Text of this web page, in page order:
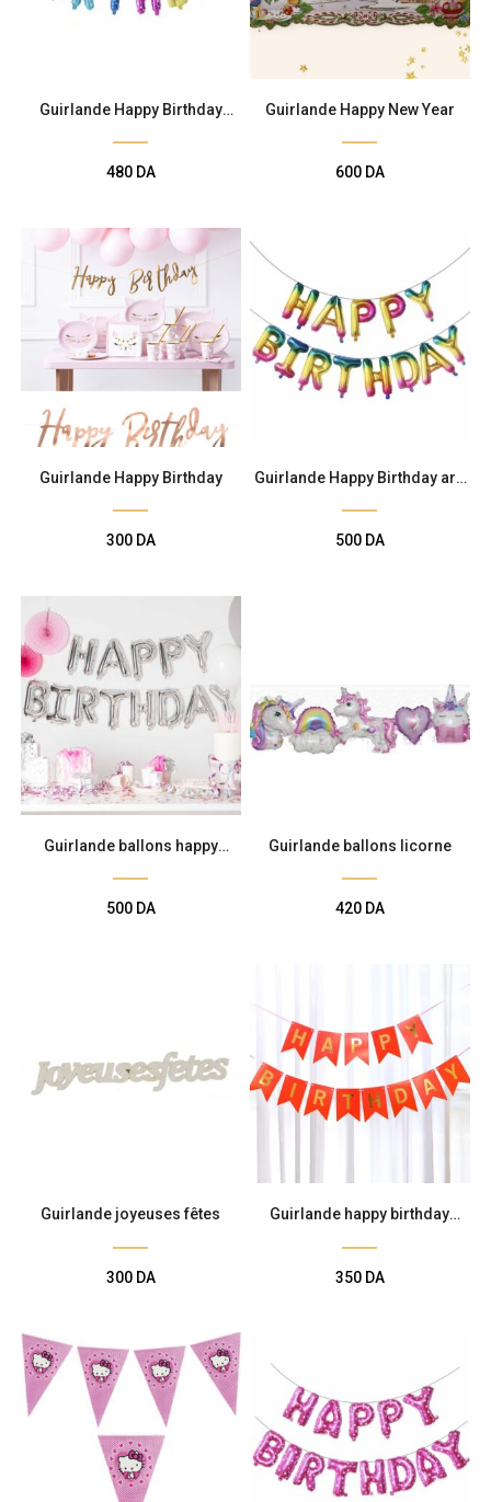
Guirlande Happy Birthday
480 DA
Guirlande Happy New Year
600 DA
Guirlande Happy Birthday
300 DA
Guirlande Happy Birthday arc
500 DA
Guirlande ballons happy
500 DA
Guirlande ballons licorne
420 DA
Guirlande joyeuses fêtes
300 DA
Guirlande happy birthday
350 DA